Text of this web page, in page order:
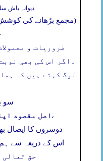
دیوانہ باش
(مجمع بڑھانے کی
ضروریات و
اگر اس کی بھی
لوگ کہتے ہیں کہ
سو
اصل مقصود ،
دوسروں کا ایصال
اس کے ذریعہ سے
حق تعالی